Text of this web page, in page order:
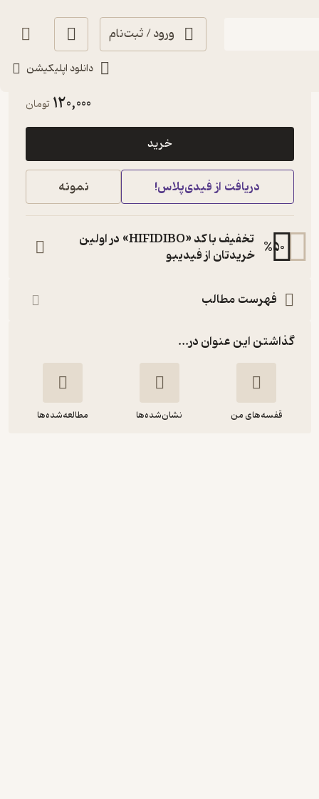
ورود / ثبت‌نام
دانلود اپلیکیشن
خوش‌خوان 📚(
)
120,000 تومان
خرید
دریافت از فیدی‌پلاس! نمونه
%50
تخفیف با کد «HIFIDIBO» در اولین
خریدتان از فیدیبو
فهرست مطالب
گذاشتن این عنوان در...
قفسه‌های من نشان‌شده‌ها مطالعه‌شده‌ها